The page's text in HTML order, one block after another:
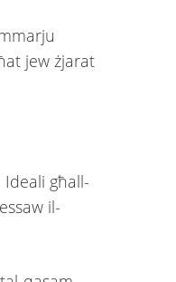
jew żjarat
Ideali għall-
il-